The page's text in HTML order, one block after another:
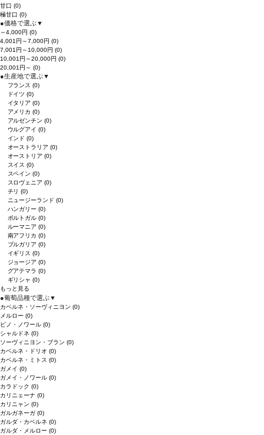
甘口 (0)
極甘口 (0)
●価格で選ぶ▼
～4,000円 (0)
4,001円～7,000円 (0)
7,001円～10,000円 (0)
10,001円～20,000円 (0)
20,001円～ (0)
●生産地で選ぶ▼
フランス(0)
ドイツ(0)
イタリア(0)
アメリカ(0)
アルゼンチン(0)
ウルグアイ(0)
インド(0)
オーストラリア(0)
オーストリア(0)
スイス(0)
スペイン(0)
スロヴェニア(0)
チリ(0)
ニュージーランド(0)
ハンガリー(0)
ポルトガル(0)
ルーマニア(0)
南アフリカ(0)
ブルガリア(0)
イギリス(0)
ジョージア(0)
グアテマラ(0)
ギリシャ(0)
もっと見る
●葡萄品種で選ぶ▼
カベルネ・ソーヴィニヨン (0)
メルロー (0)
ピノ・ノワール (0)
シャルドネ (0)
ソーヴィニヨン・ブラン (0)
カベルネ・ドリオ (0)
カベルネ・ミトス (0)
ガメイ (0)
ガメイ・ノワール (0)
カラドック (0)
カリニェーナ (0)
カリニャン (0)
ガルガネーガ (0)
ガルダ・カベルネ (0)
ガルダ・メルロー (0)